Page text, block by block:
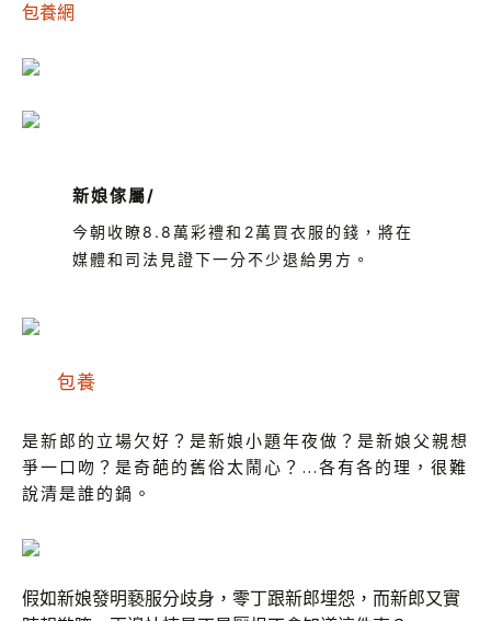
包養網
新娘傢屬/
今朝收瞭8.8萬彩禮和2萬買衣服的錢，將在
媒體和司法見證下一分不少退給男方。
包養
是新郎的立場欠好？ 是新娘小題年夜做？ 是新娘父親想
爭一口吻？ 是奇葩的舊俗太鬧心？ …各有各的理，很難
說清是誰的鍋。
假如新娘發明褻服分歧身，零丁跟新郎埋怨，而新郎又實